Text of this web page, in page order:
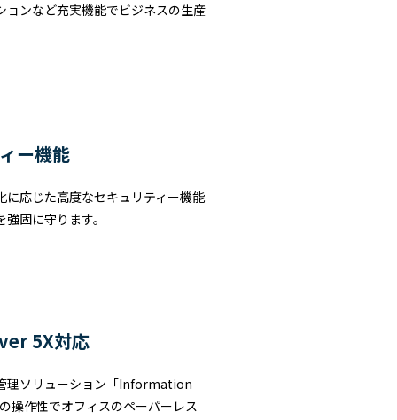
ョンなど充実機能でビジネスの生産
ー機能
に応じた高度なセキュリティー機能
固に守ります。
5X対応
理ソリューション「Information
操作性でオフィスのペーパーレス